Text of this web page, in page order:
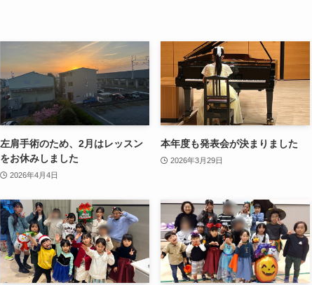
左肩手術のため、2月はレッスン
をお休みしました
2026年4月4日
本年度も発表会が決まりました
2026年3月29日